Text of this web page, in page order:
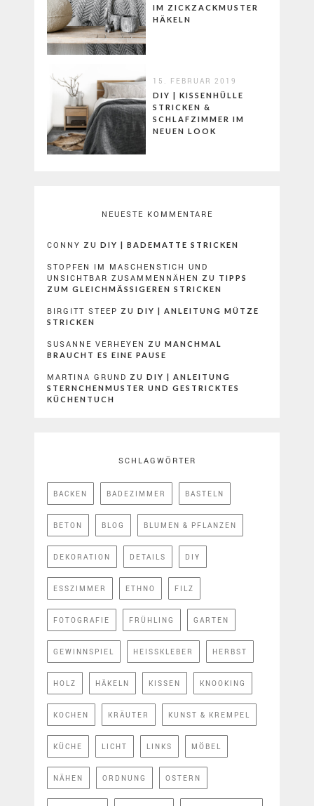
IM ZICKZACKMUSTER
HÄKELN
15. FEBRUAR 2019
DIY | KISSENHÜLLE
STRICKEN &
SCHLAFZIMMER IM
NEUEN LOOK
NEUESTE KOMMENTARE
CONNY ZU DIY | BADEMATTE STRICKEN
STOPFEN IM MASCHENSTICH UND
UNSICHTBAR ZUSAMMENNÄHEN
ZU TIPPS
ZUM GLEICHMÄSSIGEREN STRICKEN
BIRGITT STEEP ZU DIY | ANLEITUNG MÜTZE
STRICKEN
SUSANNE VERHEYEN ZU MANCHMAL
BRAUCHT ES EINE PAUSE
MARTINA GRUND ZU DIY | ANLEITUNG
STERNCHENMUSTER UND GESTRICKTES
KÜCHENTUCH
SCHLAGWÖRTER
BACKEN BADEZIMMER BASTELN
BETON BLOG BLUMEN & PFLANZEN
DEKORATION DETAILS DIY
ESSZIMMER ETHNO FILZ
FOTOGRAFIE FRÜHLING GARTEN
GEWINNSPIEL HEISSKLEBER HERBST
HOLZ HÄKELN KISSEN KNOOKING
KOCHEN KRÄUTER KUNST & KREMPEL
KÜCHE LICHT LINKS MÖBEL
NÄHEN ORDNUNG OSTERN